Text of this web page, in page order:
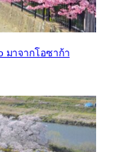
มาจากโอซาก้า